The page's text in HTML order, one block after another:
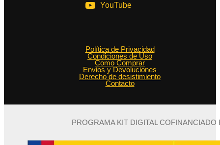
YouTube
Política de Privacidad
Condiciones de Uso
Como Comprar
Envios y Devoluciones
Derecho de desistimiento
Contacto
PROGRAMA KIT DIGITAL